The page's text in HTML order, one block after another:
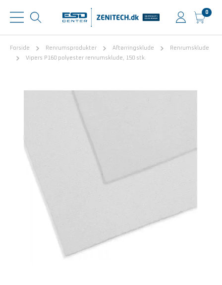
0
Forside Renrumsprodukter Aftørringsklude
Renrumsklude
Vipers P160 polyester renrumsklude, 150 stk.